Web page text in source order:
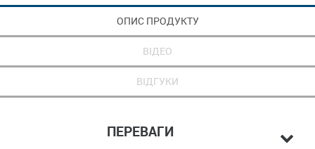
ОПИС ПРОДУКТУ
ВІДЕО
ВІДГУКИ
ПЕРЕВАГИ